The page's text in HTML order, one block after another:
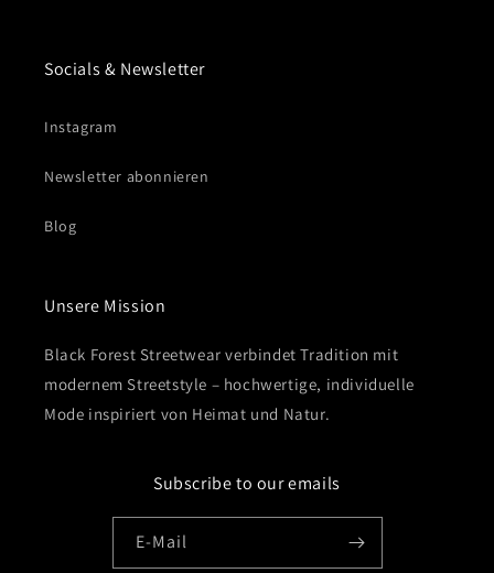
Socials & Newsletter
Instagram
Newsletter abonnieren
Blog
Unsere Mission
Black Forest Streetwear verbindet Tradition mit
modernem Streetstyle – hochwertige, individuelle
Mode inspiriert von Heimat und Natur.
Subscribe to our emails
E-Mail